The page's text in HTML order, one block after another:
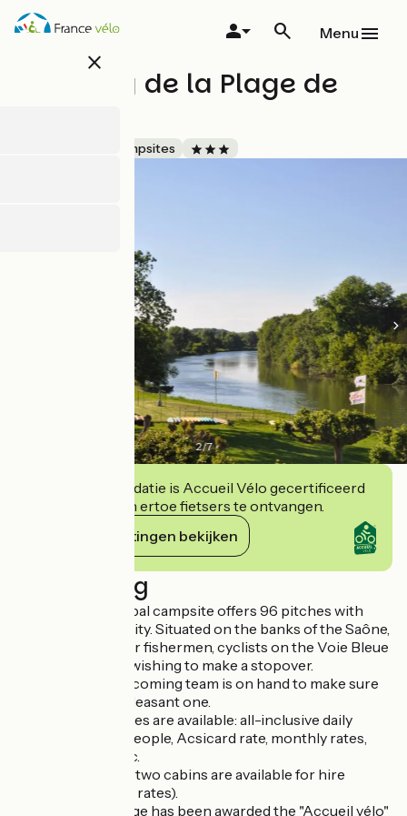
Overslaan
en
close
Menu
Camping de la Plage de
Campsites
2/7
Deze accommodatie is Accueil Vélo gecertificeerd
en verbindt zich ertoe fietsers te ontvangen.
Haar verplichtingen bekijken
Beschrijving
The Plage municipal campsite offers 96 pitches with
water and electricity. Situated on the banks of the Saône,
La Plage is ideal for fishermen, cyclists on the Voie Bleue
and camper vans wishing to make a stopover.
A friendly and welcoming team is on hand to make sure
your holiday is a pleasant one.
A range of packages are available: all-inclusive daily
package for two people, Acsicard rate, monthly rates,
seasonal rates, etc.
Two caravans and two cabins are available for hire
(nightly or weekly rates).
Camping de la Plage has been awarded the "Accueil vélo"